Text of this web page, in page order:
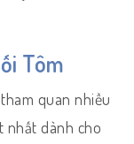
Tôm
quan nhiều
nhất dành cho